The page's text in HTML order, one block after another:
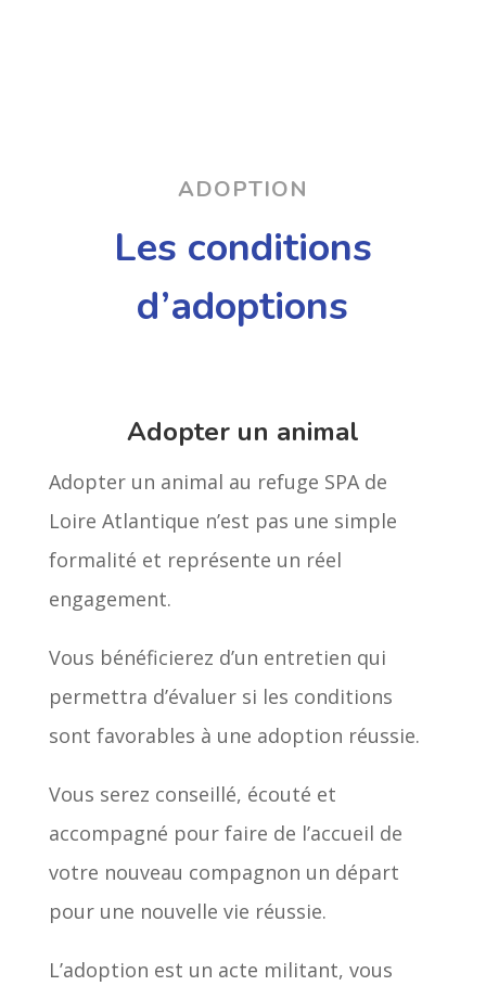
ADOPTION
Les conditions
d’adoptions
Adopter un animal
Adopter un animal au refuge SPA de
Loire Atlantique n’est pas une simple
formalité et représente un réel
engagement.
Vous bénéficierez d’un entretien qui
permettra d’évaluer si les conditions
sont favorables à une adoption réussie.
Vous serez conseillé, écouté et
accompagné pour faire de l’accueil de
votre nouveau compagnon un départ
pour une nouvelle vie réussie.
L’adoption est un acte militant, vous